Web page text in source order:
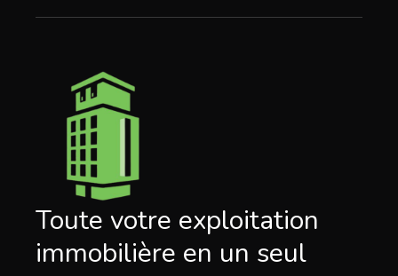
Toute votre exploitation
immobilière en un seul